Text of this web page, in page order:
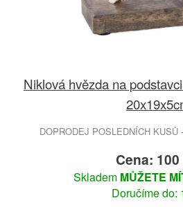
Niklová hvězda na
DOPRODEJ POSLEDNÍCH KUSŮ
Cena:
Skladem MŮŽETE
Doručíme do: